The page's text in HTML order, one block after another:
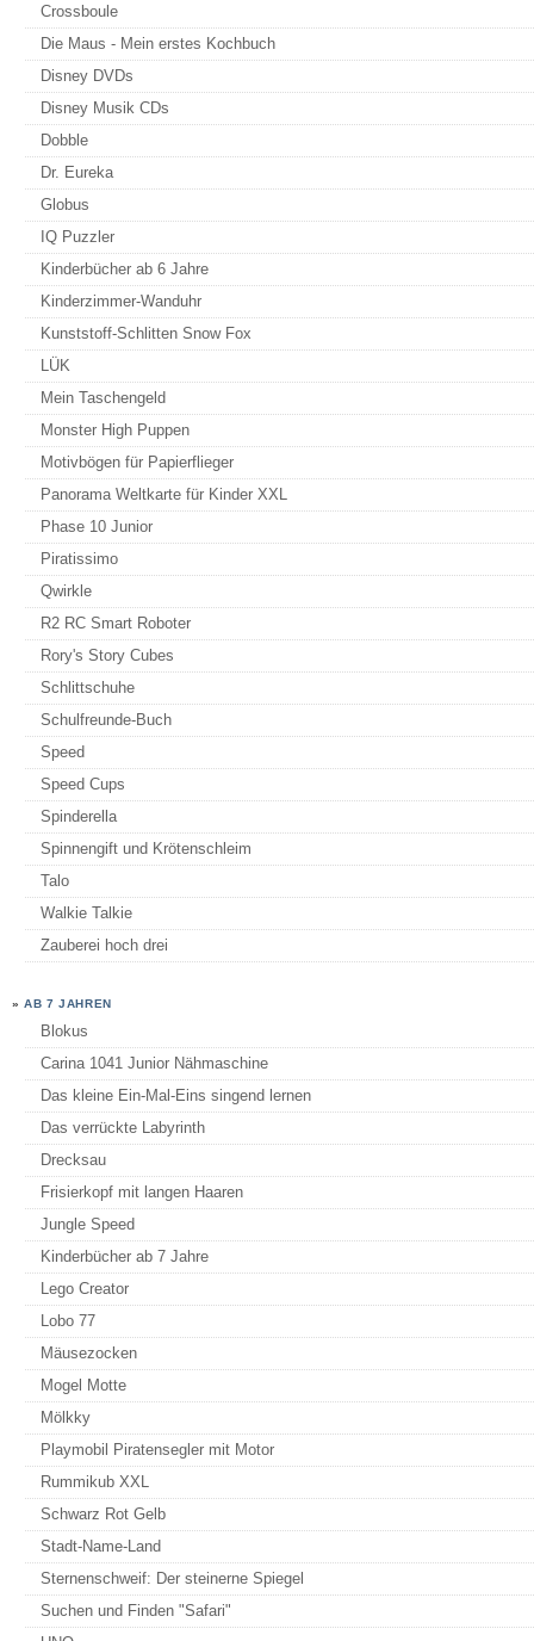
Crossboule
Die Maus - Mein erstes Kochbuch
Disney DVDs
Disney Musik CDs
Dobble
Dr. Eureka
Globus
IQ Puzzler
Kinderbücher ab 6 Jahre
Kinderzimmer-Wanduhr
Kunststoff-Schlitten Snow Fox
LÜK
Mein Taschengeld
Monster High Puppen
Motivbögen für Papierflieger
Panorama Weltkarte für Kinder XXL
Phase 10 Junior
Piratissimo
Qwirkle
R2 RC Smart Roboter
Rory's Story Cubes
Schlittschuhe
Schulfreunde-Buch
Speed
Speed Cups
Spinderella
Spinnengift und Krötenschleim
Talo
Walkie Talkie
Zauberei hoch drei
»AB 7 JAHREN
Blokus
Carina 1041 Junior Nähmaschine
Das kleine Ein-Mal-Eins singend lernen
Das verrückte Labyrinth
Drecksau
Frisierkopf mit langen Haaren
Jungle Speed
Kinderbücher ab 7 Jahre
Lego Creator
Lobo 77
Mäusezocken
Mogel Motte
Mölkky
Playmobil Piratensegler mit Motor
Rummikub XXL
Schwarz Rot Gelb
Stadt-Name-Land
Sternenschweif: Der steinerne Spiegel
Suchen und Finden "Safari"